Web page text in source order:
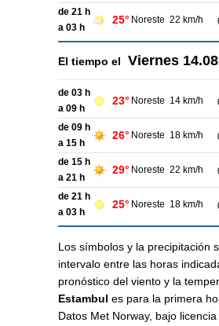
de 21 h
a 03 h
25° Noreste 22 km/h
El tiempo el Viernes
de 03 h
a 09 h
23° Noreste 14 km/h
de 09 h
a 15 h
26° Noreste 18 km/h
de 15 h
a 21 h
29° Noreste 22 km/h
de 21 h
a 03 h
25° Noreste 18 km/h
Los símbolos y la precipitación
intervalo entre las horas
pronóstico del viento y la
Estambul es para la primera
Datos Met Norway, bajo licencia